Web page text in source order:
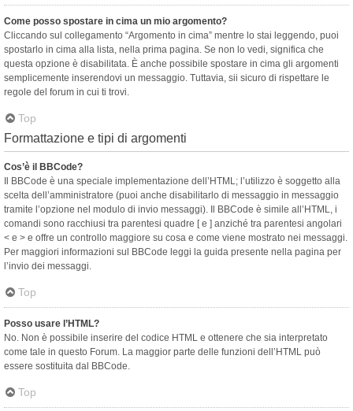
Come posso spostare in cima un mio argomento?
Cliccando sul collegamento “Argomento in cima” mentre lo stai leggendo, puoi
spostarlo in cima alla lista, nella prima pagina. Se non lo vedi, significa che
questa opzione è disabilitata. È anche possibile spostare in cima gli argomenti
semplicemente inserendovi un messaggio. Tuttavia, sii sicuro di rispettare le
regole del forum in cui ti trovi.
Top
Formattazione e tipi di argomenti
Cos’è il BBCode?
Il BBCode è una speciale implementazione dell’HTML; l’utilizzo è soggetto alla
scelta dell’amministratore (puoi anche disabilitarlo di messaggio in messaggio
tramite l’opzione nel modulo di invio messaggi). Il BBCode è simile all’HTML, i
comandi sono racchiusi tra parentesi quadre [ e ] anziché tra parentesi angolari
< e > e offre un controllo maggiore su cosa e come viene mostrato nei messaggi.
Per maggiori informazioni sul BBCode leggi la guida presente nella pagina per
l’invio dei messaggi.
Top
Posso usare l’HTML?
No. Non è possibile inserire del codice HTML e ottenere che sia interpretato
come tale in questo Forum. La maggior parte delle funzioni dell’HTML può
essere sostituita dal BBCode.
Top